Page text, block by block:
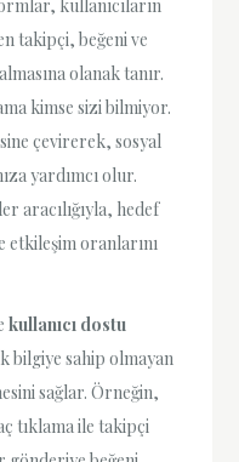
kullanıcıların
takipçi, beğeni ve
olanak tanır.
kimse sizi bilmiyor.
çevirerek, sosyal
yardımcı olur.
aracılığıyla, hedef
etkileşim oranlarını
kullanıcı dostu
bilgiye sahip olmayan
sağlar. Örneğin,
tıklama ile takipçi